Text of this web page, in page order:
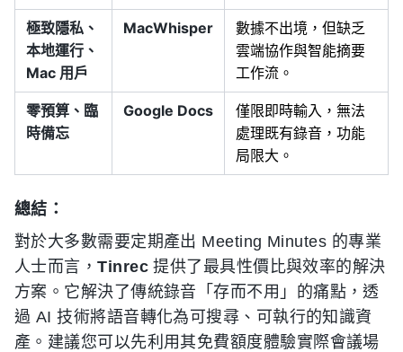
極致隱私、
本地運行、
Mac 用戶
MacWhisper
數據不出境，但缺乏
雲端協作與智能摘要
工作流。
零預算、臨
時備忘
Google Docs
僅限即時輸入，無法
處理既有錄音，功能
局限大。
總結：
對於大多數需要定期產出 Meeting Minutes 的專業
人士而言，Tinrec提供了最具性價比與效率的解決
方案。它解決了傳統錄音「存而不用」的痛點，透
過 AI 技術將語音轉化為可搜尋、可執行的知識資
產。建議您可以先利用其免費額度體驗實際會議場